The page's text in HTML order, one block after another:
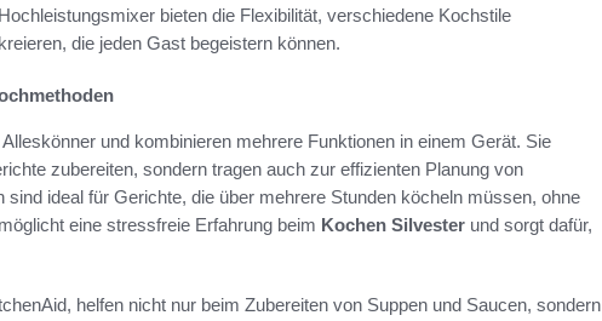
bieten die Flexibilität, verschiedene Kochstile
die jeden Gast begeistern können.
und kombinieren mehrere Funktionen in einem Gerät. Sie
zubereiten, sondern tragen auch zur effizienten Planung von
ideal für Gerichte, die über mehrere Stunden köcheln müssen, ohne
eine stressfreie Erfahrung beim Kochen Silvester und sorgt dafür,
helfen nicht nur beim Zubereiten von Suppen und Saucen, sondern